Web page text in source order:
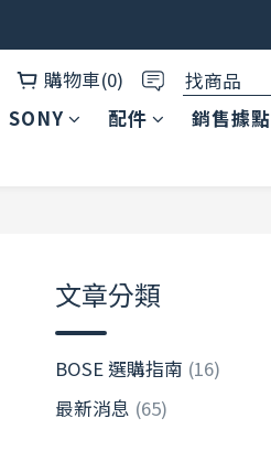
購物車(0)
SONY 配件
銷售據點
文章分類
BOSE 選購指南 (16)
最新消息 (65)